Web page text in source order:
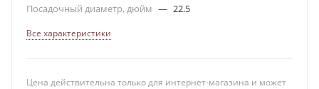
Посадочный диаметр, дюйм — 22.5
Все характеристики
Цена действительна только для интернет-магазина и может